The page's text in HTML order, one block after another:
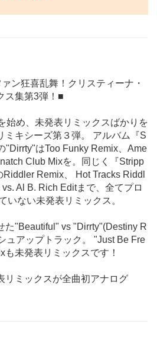
ン狂喜乱舞！クリスティーナ・
ス集第3弾！■
始め、未発表リミックスばかりを
ミキシーズ第３弾。 アルバム『S
"Dirrty"はToo Funky Remix、Ame
Club Mixを。同じく『Stripp
Remix、 Hot Tracks Riddl
Al B. Rich Editまで、全てプロ
いない未発表リミックス。
た"Beautiful" vs "Dirrty"(Destiny R
ュアップトラック。 "Just Be Fre
未発表リミックスです！
リミックスが全曲初アナログ